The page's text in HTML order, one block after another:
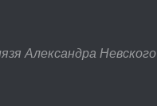
Александра Невского